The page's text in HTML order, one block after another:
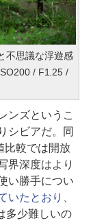
不思議な浮遊感
/ F1.25 /
ンズというこ
シビアだ。同
比較では開放
界深度はより
い勝手につい
いたとおり、
多少難しいの